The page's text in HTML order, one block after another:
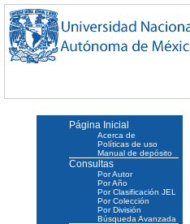
Página Inicial
Acerca de
Políticas de uso
Manual de depósito
Consultas
Por Autor
Por Año
Por Clasificación JEL
Por Colección
Por División
Búsqueda Avanzada